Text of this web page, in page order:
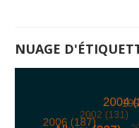
NUAGE